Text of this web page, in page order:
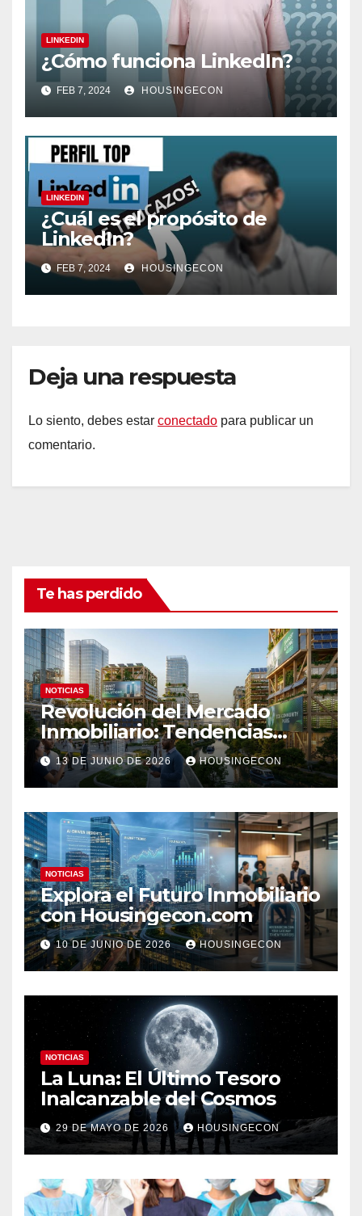
LINKEDIN
¿Cómo funciona LinkedIn?
FEB 7, 2024 HOUSINGECON
LINKEDIN
¿Cuál es el propósito de
LinkedIn?
FEB 7, 2024 HOUSINGECON
Deja una respuesta
Lo siento, debes estar conectado para publicar un
comentario.
Te has perdido
NOTICIAS
Revolución del Mercado
Inmobiliario: Tendencias
Clave 2023
13 DE JUNIO DE 2026 HOUSINGECON
NOTICIAS
Explora el Futuro Inmobiliario
con Housingecon.com
10 DE JUNIO DE 2026 HOUSINGECON
NOTICIAS
La Luna: El Último Tesoro
Inalcanzable del Cosmos
29 DE MAYO DE 2026 HOUSINGECON